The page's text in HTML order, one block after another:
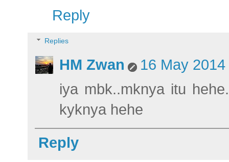
Reply
Replies
HM Zwan
16 May
iya mbk..mknya itu
kyknya hehe
Reply